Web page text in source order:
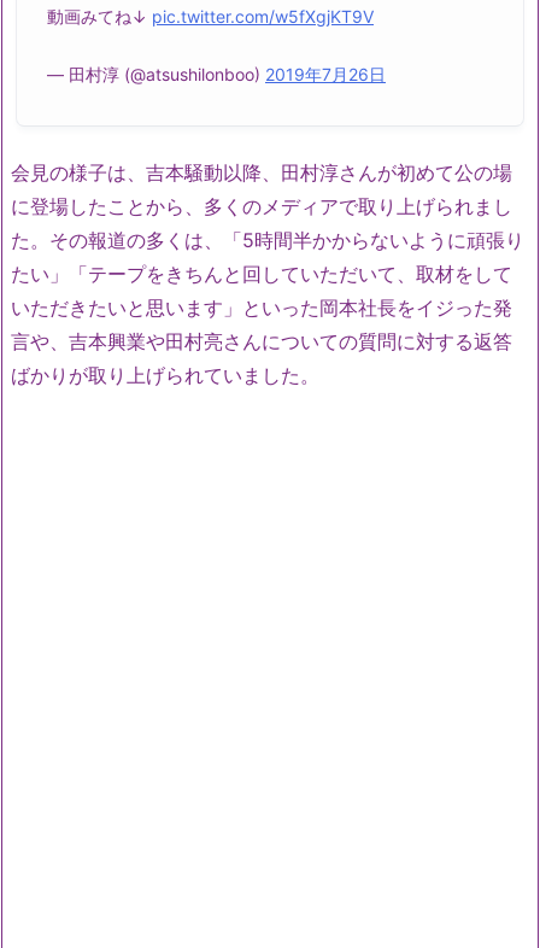
動画みてね↓ pic.twitter.com/w5fXgjKT9V
— 田村淳 (@atsushilonboo) 2019年7月26日
会見の様子は、吉本騒動以降、田村淳さんが初めて公の場
に登場したことから、多くのメディアで取り上げられまし
た。その報道の多くは、「5時間半かからないように頑張り
たい」「テープをきちんと回していただいて、取材をして
いただきたいと思います」といった岡本社長をイジった発
言や、吉本興業や田村亮さんについての質問に対する返答
ばかりが取り上げられていました。